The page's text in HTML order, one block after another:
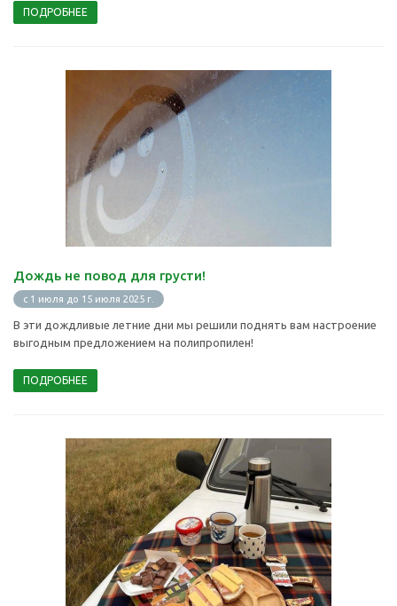
ПОДРОБНЕЕ
Дождь не повод для грусти!
с 1 июля до 15 июля 2025 г.
В эти дождливые летние дни мы решили поднять вам настроение
выгодным предложением на полипропилен!
ПОДРОБНЕЕ